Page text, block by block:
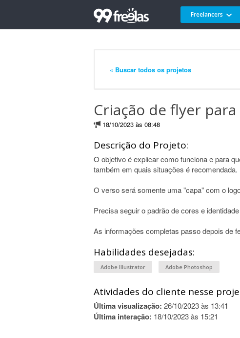
Freelancers
« Buscar todos os projetos
Criação de flyer
18/10/2023 às 08:48
Descrição do Projeto:
O objetivo é explicar como funciona e para
também em quais situações é recomendada.
O verso será somente uma "capa" com o
Precisa seguir o padrão de cores e
As informações completas passo depois de
Habilidades desejadas:
Adobe Illustrator Adobe Photoshop
Atividades do cliente nesse
Última visualização: 26/10/2023 às 13:41
Última interação: 18/10/2023 às 15:21